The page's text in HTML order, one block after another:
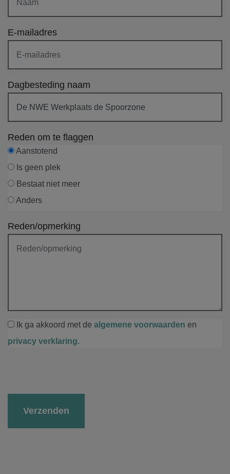
E-mailadres
Dagbesteding naam
Reden om te flaggen
Aanstotend
Is geen plek
Bestaat niet meer
Anders
Reden/opmerking
Ik ga akkoord met de algemene voorwaarden en
privacy verklaring.